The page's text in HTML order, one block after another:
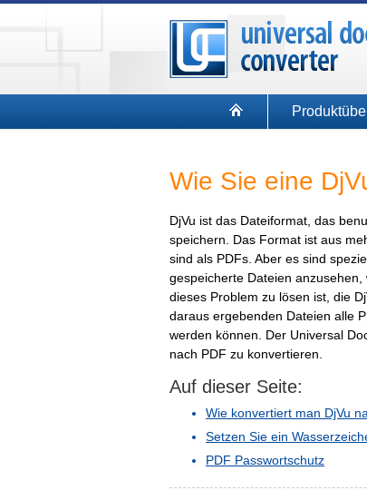
Wie Sie eine
DjVu ist das Dateiformat, das
speichern. Das Format ist aus
sind als PDFs. Aber es sind
gespeicherte Dateien
dieses Problem zu lösen ist, die
daraus ergebenden Dateien alle
werden können. Der Universal
nach PDF zu konvertieren.
Auf dieser Seite:
Wie konvertiert man DjVu
Setzen Sie ein
PDF Passwortschutz